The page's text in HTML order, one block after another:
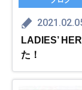
LADIES’
た！